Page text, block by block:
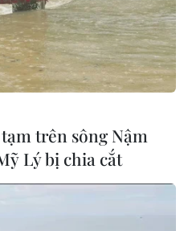
khẩn cấp
Nọi, Nậm
Mau chủ
khí hậu
trên sông Nậm
Lý bị chia cắt